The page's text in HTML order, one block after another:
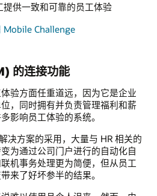
供一致和可靠的员工体验
Mobile Challenge
的连接功能
验方面任重道远，因为它是企业
，同时拥有并负责管理福利和薪
影响员工体验的系统。
决方案的采用，大量与 HR 相关的
为通过公司门户进行的自动化自
机事务处理更为简便，但从员工
来了好坏参半的结果。